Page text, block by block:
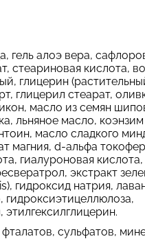
гель алоэ вера,
стеариновая кислота,
глицерин
глицерил стеарат,
масло из семян
льняное масло, коэнзим
масло сладкого
магния, d-альфа
гиалуроновая кислота,
экстракт
гидроксид натрия,
сульфатов,